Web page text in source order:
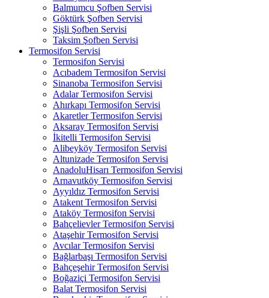
Balmumcu Şofben Servisi
Göktürk Şofben Servisi
Şişli Şofben Servisi
Taksim Şofben Servisi
Termosifon Servisi
Termosifon Servisi
Acıbadem Termosifon Servisi
Sinanoba Termosifon Servisi
Adalar Termosifon Servisi
Ahırkapı Termosifon Servisi
Akaretler Termosifon Servisi
Aksaray Termosifon Servisi
İkitelli Termosifon Servisi
Alibeyköy Termosifon Servisi
Altunizade Termosifon Servisi
AnadoluHisarı Termosifon Servisi
Arnavutköy Termosifon Servisi
Ayyıldız Termosifon Servisi
Atakent Termosifon Servisi
Ataköy Termosifon Servisi
Bahçelievler Termosifon Servisi
Ataşehir Termosifon Servisi
Avcılar Termosifon Servisi
Bağlarbaşı Termosifon Servisi
Bahçeşehir Termosifon Servisi
Boğaziçi Termosifon Servisi
Balat Termosifon Servisi